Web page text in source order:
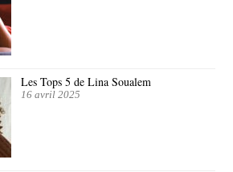
Les Tops 5 de Lina Soualem
16 avril 2025